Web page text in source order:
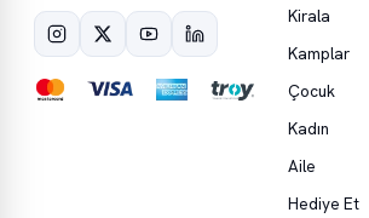
Kirala
Kamplar
Çocuk
Kadın
Aile
Hediye Et